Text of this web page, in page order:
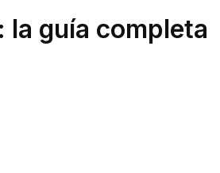
guía completa